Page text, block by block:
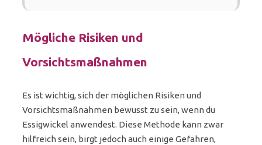
Mögliche Risiken und
Vorsichtsmaßnahmen
Es ist wichtig, sich der möglichen Risiken und
Vorsichtsmaßnahmen bewusst zu sein, wenn du
Essigwickel anwendest. Diese Methode kann zwar
hilfreich sein, birgt jedoch auch einige Gefahren,